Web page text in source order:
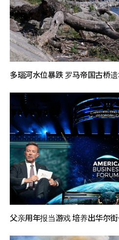
多瑙河水位暴跌 罗马帝国古桥
父亲用年报当游戏 培养出华尔